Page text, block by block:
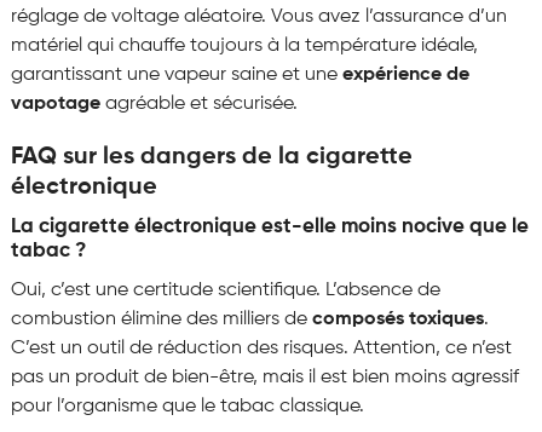
réglage de voltage aléatoire. Vous avez l’assurance d’un
matériel qui chauffe toujours à la température idéale,
garantissant une vapeur saine et une expérience de
vapotageagréable et sécurisée.
FAQ sur les dangers de la cigarette
électronique
La cigarette électronique est-elle moins nocive que le
tabac ?
Oui, c’est une certitude scientifique. L’absence de
combustion élimine des milliers de composés toxiques.
C’est un outil de réduction des risques. Attention, ce n’est
pas un produit de bien-être, mais il est bien moins agressif
pour l’organisme que le tabac classique.